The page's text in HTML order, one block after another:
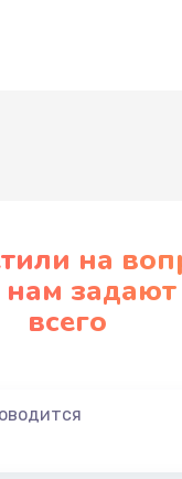
650 руб.
Заказать
Заказать
на
нам
всего